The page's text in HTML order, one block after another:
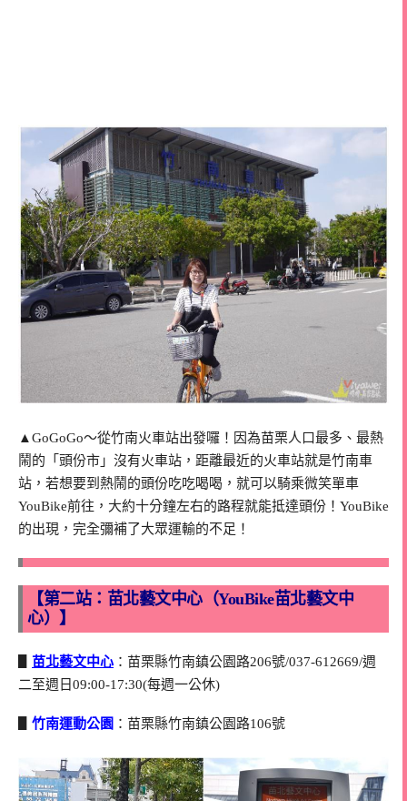
▲GoGoGo～從竹南火車站出發囉！因為苗栗人口最多、最熱
鬧的「頭份市」沒有火車站，距離最近的火車站就是竹南車
站，若想要到熱鬧的頭份吃吃喝喝，就可以騎乘微笑單車
YouBike前往，大約十分鐘左右的路程就能抵達頭份！YouBike
的出現，完全彌補了大眾運輸的不足！
【第二站：苗北藝文中心（YouBike苗北藝文中
心）】
苗北藝文中心 ：苗栗縣竹南鎮公園路206號/037-612669/週
二至週日09:00-17:30(每週一公休)
竹南運動公園 ：苗栗縣竹南鎮公園路106號